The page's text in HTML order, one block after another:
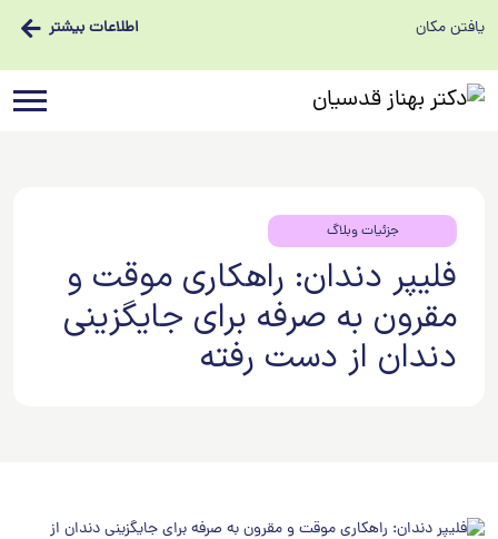
یافتن مکان اطلاعات بیشتر
جزئیات وبلاگ
فلیپر دندان: راهکاری موقت و
مقرون به صرفه برای جایگزینی
دندان از دست رفته